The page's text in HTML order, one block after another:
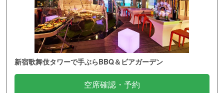
新宿歌舞伎タワーで手ぶらBBQ＆ビアガーデン
空席確認・予約